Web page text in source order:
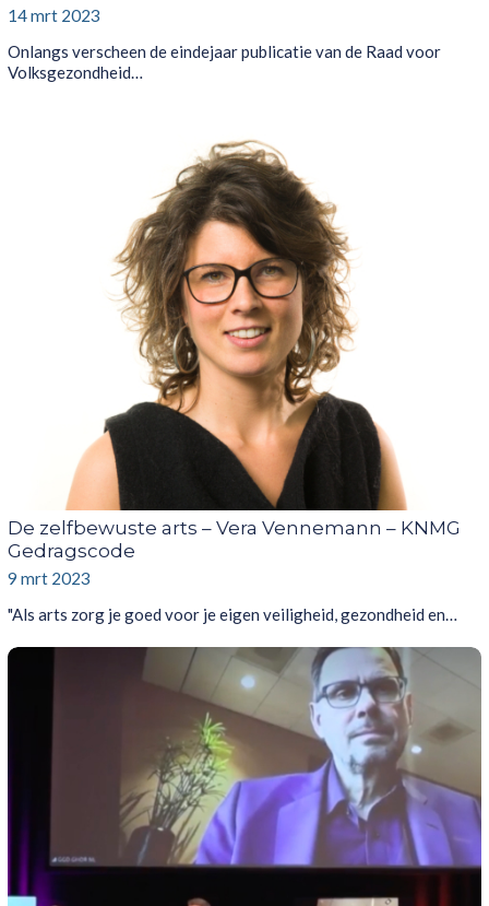
14 mrt 2023
Onlangs verscheen de eindejaar publicatie van de Raad voor
Volksgezondheid…
De zelfbewuste arts – Vera Vennemann – KNMG
Gedragscode
9 mrt 2023
"Als arts zorg je goed voor je eigen veiligheid, gezondheid en…